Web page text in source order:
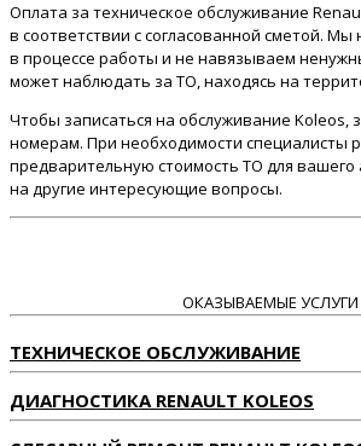
Оплата за техническое обслуживание
в соответствии с согласованной сметой.
в процессе работы и не навязываем
может наблюдать за ТО, находясь на
Чтобы записаться на обслуживание Koleos,
номерам. При необходимости специалисты
предварительную стоимость ТО для вашего
на другие интересующие вопросы.
ОКАЗЫВАЕМЫЕ УСЛУГИ
ТЕХНИЧЕСКОЕ ОБСЛУЖИВАНИЕ
ДИАГНОСТИКА RENAULT KOLEOS